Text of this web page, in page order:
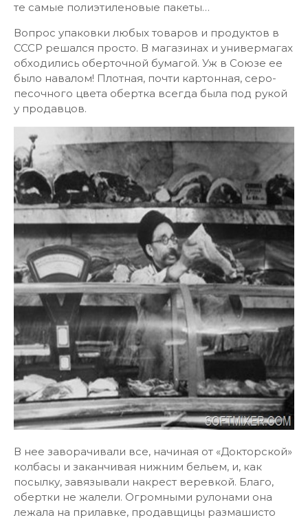
те самые полиэтиленовые пакеты…
Вопрос упаковки любых товаров и продуктов в
СССР решался просто. В магазинах и универмагах
обходились оберточной бумагой. Уж в Союзе ее
было навалом! Плотная, почти картонная, серо-
песочного цвета обертка всегда была под рукой
у продавцов.
В нее заворачивали все, начиная от «Докторской»
колбасы и заканчивая нижним бельем, и, как
посылку, завязывали накрест веревкой. Благо,
обертки не жалели. Огромными рулонами она
лежала на прилавке, продавщицы размашисто